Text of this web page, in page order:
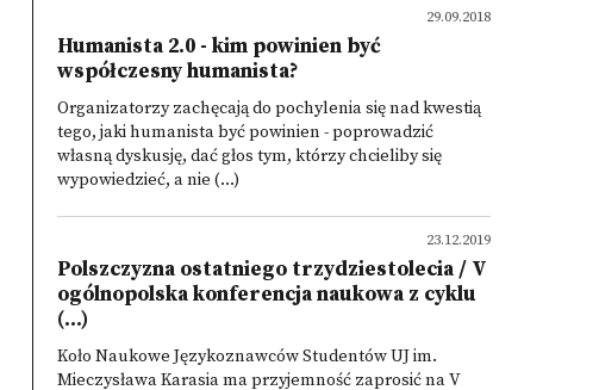
29.09.2018
Humanista 2.0 - kim powinien być
współczesny humanista?
Organizatorzy zachęcają do pochylenia się nad kwestią
tego, jaki humanista być powinien - poprowadzić
własną dyskusję, dać głos tym, którzy chcieliby się
wypowiedzieć, a nie (...)
23.12.2019
Polszczyzna ostatniego trzydziestolecia / V
ogólnopolska konferencja naukowa z cyklu
(...)
Koło Naukowe Językoznawców Studentów UJ im.
Mieczysława Karasia ma przyjemność zaprosić na V